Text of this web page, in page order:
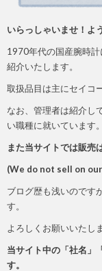
いらっしゃいませ！よ
1970年代の国産腕時
紹介いたします。
取扱品目は主にセイコ
なお、管理者は紹介し
い職種に就いています。
また当サイトでは販売
(We do not sell on our
ブログ歴も浅いのです
す。
よろしくお願いいたし
当サイト中の「社名」
す。